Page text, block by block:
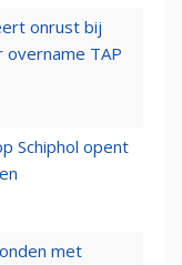
onrust bij
TAP
Schiphol opent
met